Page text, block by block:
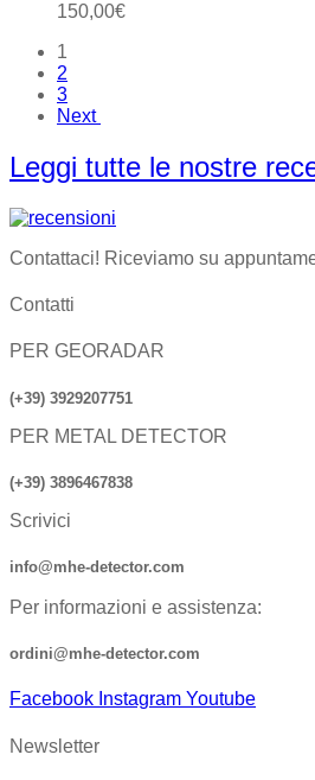
150,00€
1
2
3
Next
Leggi tutte le nostre
Contattaci! Riceviamo su
Contatti
PER GEORADAR
(+39) 3929207751
PER METAL DETECTOR
(+39) 3896467838
Scrivici
info@mhe-detector.com
Per informazioni e assistenza:
ordini@mhe-detector.com
Facebook Instagram Youtube
Newsletter